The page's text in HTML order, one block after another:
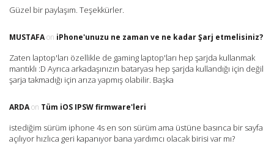
Güzel bir paylaşım. Teşekkürler.
MUSTAFAon iPhone'unuzu ne zaman ve ne kadar Şarj etmelisiniz?
Zaten laptop'ları özellikle de gaming laptop'ları hep şarjda kullanmak
mantıklı :D Ayrıca arkadaşınızın bataryası hep şarjda kullandığı için değil
şarja takmadığı için arıza yapmış olabilir. Başka
ARDAon Tüm iOS IPSW firmware'leri
istediğim sürüm iphone 4s en son sürüm ama üstüne basınca bir sayfa
açılıyor hızlıca geri kapanıyor bana yardımcı olacak birisi var mı?